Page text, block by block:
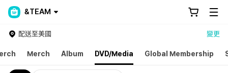
&TEAM
配送至美國 變更
Merch Album DVD/Media Global Membership